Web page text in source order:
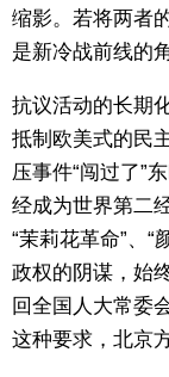
缩影。若将两者
是新冷战前线的
抗议活动的长期
抵制欧美式的民
压事件“闯过了”
经成为世界第二
“茉莉花革命”、“
政权的阴谋，始
回全国人大常委
这种要求，北京